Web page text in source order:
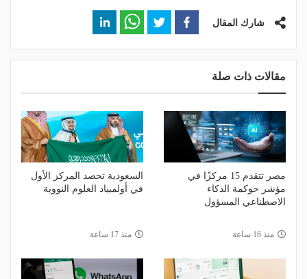
شارك المقال
مقالات ذات صلة
مصر تتقدم 15 مركزًا في
مؤشر حوكمة الذكاء
الاصطناعي المسؤول
منذ 16 ساعة
السعودية تحصد المركز الأول
في أولمبياد العلوم النووية
منذ 17 ساعة